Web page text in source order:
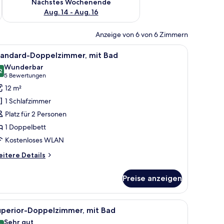
Nächstes Wochenende
Aug. 14 - Aug. 16
Anzeige von 6 von 6 Zimmern
Holzkopfende, einem Fenster mit Vorhängen, einem Nachttisch mit
Ein Hotelzimmer mit einem hölzernen
21 Doppelzimmer, mit Bad
von 10
Wunderbar
5 Bewertungen
(5
Bewertungen)
12 m²
1 Schlafzimmer
Platz für 2 Personen
1 Doppelbett
Kostenloses WLAN
Details
Preise anzeigen
Sofa, einem runden Tisch, einem gelben Hocker, einem Schreibtisch mit
Ein Hotelzimmer mit einem großen Bett,
12 Doppelzimmer, mit Bad
Sehr gut